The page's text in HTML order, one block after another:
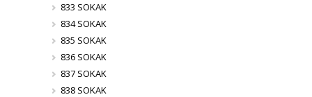
833 SOKAK
834 SOKAK
835 SOKAK
836 SOKAK
837 SOKAK
838 SOKAK